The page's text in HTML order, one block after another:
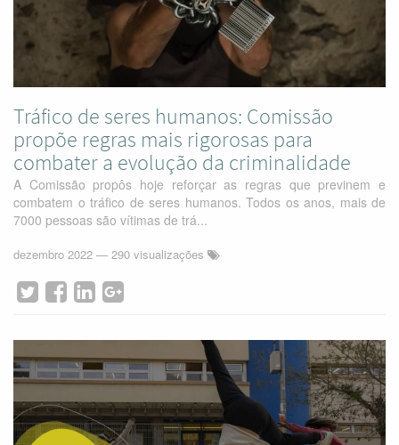
Tráfico de seres humanos: Comissão
propõe regras mais rigorosas para
combater a evolução da criminalidade
A Comissão propôs hoje reforçar as regras que previnem e
combatem o tráfico de seres humanos. Todos os anos, mais de
7000 pessoas são vítimas de trá...
dezembro 2022 — 290 visualizações